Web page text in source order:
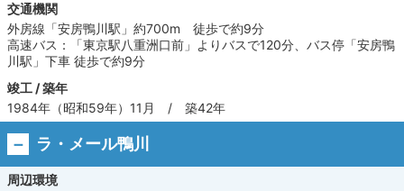
交通機関
外房線「安房鴨川駅」約700m 徒歩で約9分
高速バス：「東京駅八重洲口前」よりバスで120分、バス停「安房鴨
川駅」下車 徒歩で約9分
竣工 / 築年
1984年（昭和59年）11月 / 築42年
ラ・メール鴨川
周辺環境